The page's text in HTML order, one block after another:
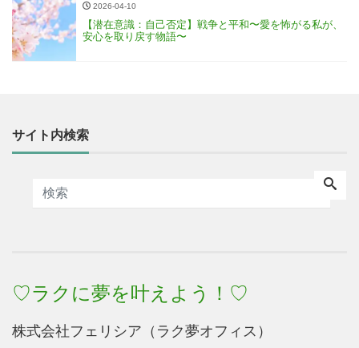
2026-04-10
【潜在意識：自己否定】戦争と平和〜愛を怖がる私が、
安心を取り戻す物語〜
サイト内検索
♡ラクに夢を叶えよう！♡
株式会社フェリシア（ラク夢オフィス）